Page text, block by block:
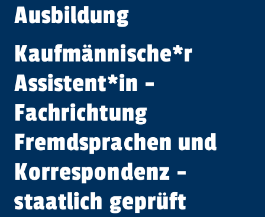
Ausbildung
Kaufmännische*r
Assistent​*in -
Fachrichtung
Fremdsprachen und
Korrespondenz -
staatlich geprüft